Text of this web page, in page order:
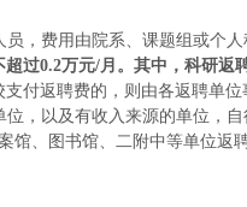
员，费用由院系、课题组或个
超过0.2万元/月。其中，科研返
付返聘费的，则由各返聘单
位，以及有收入来源的单位，
馆、图书馆、二附中等单位